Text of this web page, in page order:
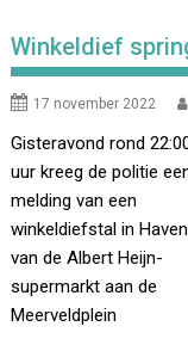
Winkeldief
17 november 2022
Gisteravond rond
uur kreeg de politie
melding van een
winkeldiefstal in Haven
van de Albert Heijn-
supermarkt aan de
Meerveldplein